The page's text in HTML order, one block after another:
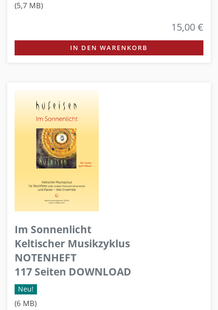
(5,7 MB)
15,00 €
IN DEN WARENKORB
Im Sonnenlicht
Keltischer Musikzyklus
NOTENHEFT
117 Seiten DOWNLOAD
Neu!
(6 MB)